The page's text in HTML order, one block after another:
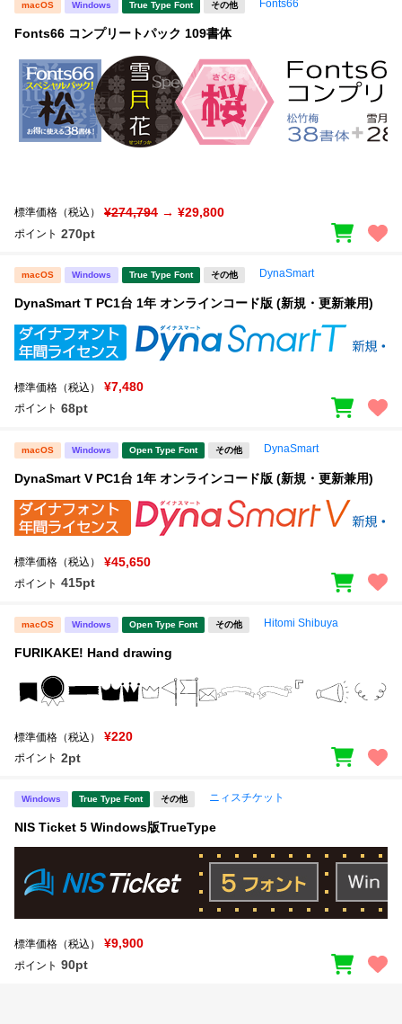
macOS Windows True Type Font その他 Fonts66
Fonts66 コンプリートパック 109書体
標準価格（税込） ¥274,794 → ¥29,800
ポイント 270pt
macOS Windows True Type Font その他 DynaSmart
DynaSmart T PC1台 1年 オンラインコード版 (新規・更新兼用)
標準価格（税込） ¥7,480
ポイント 68pt
macOS Windows Open Type Font その他 DynaSmart
DynaSmart V PC1台 1年 オンラインコード版 (新規・更新兼用)
標準価格（税込） ¥45,650
ポイント 415pt
macOS Windows Open Type Font その他 Hitomi Shibuya
FURIKAKE! Hand drawing
標準価格（税込） ¥220
ポイント 2pt
Windows True Type Font その他 ニィスチケット
NIS Ticket 5 Windows版TrueType
標準価格（税込） ¥9,900
ポイント 90pt